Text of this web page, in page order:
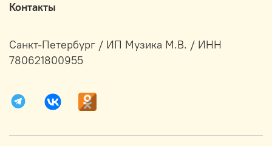
Контакты
Санкт-Петербург / ИП Музика М.В. / ИНН
780621800955